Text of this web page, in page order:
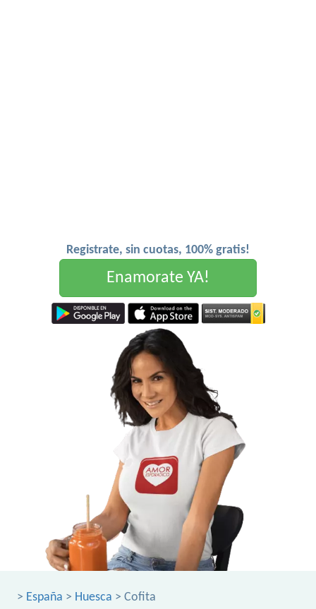
Registrate, sin cuotas, 100% gratis!
Enamorate YA!
> España > Huesca > Cofita